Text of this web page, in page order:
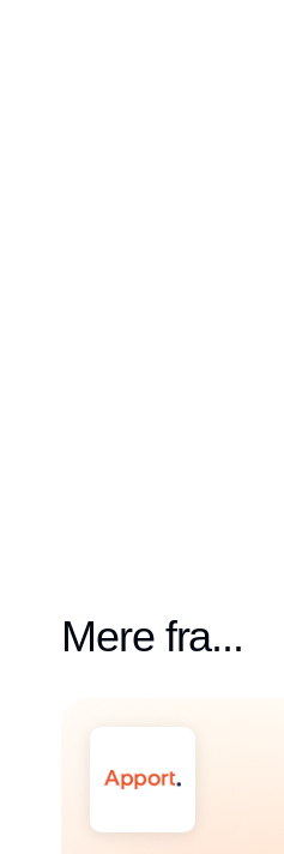
Mere fra...